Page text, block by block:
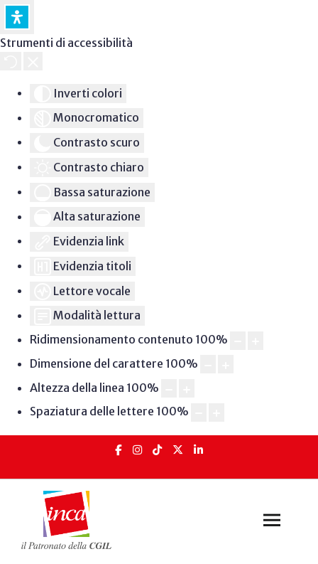
Strumenti di accessibilità
Inverti colori
Monocromatico
Contrasto scuro
Contrasto chiaro
Bassa saturazione
Alta saturazione
Evidenzia link
Evidenzia titoli
Lettore vocale
Modalità lettura
Ridimensionamento contenuto 100%
Dimensione del carattere 100%
Altezza della linea 100%
Spaziatura delle lettere 100%